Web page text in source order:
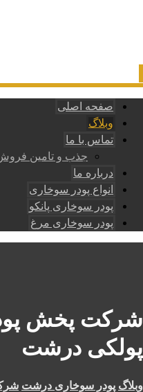
صفحه اصلی
وبلاگ
تماس با ما
جذب و تامین فروش
درباره ما
انواع پودر سوخاری
پودر سوخاری پانکو
پودر سوخاری مرغ
شرکت پخش
پولکی درشت
وبلاگ پودر سوخاری درشت